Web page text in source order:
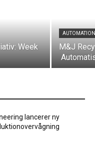
Week
M&J
lancerer ny